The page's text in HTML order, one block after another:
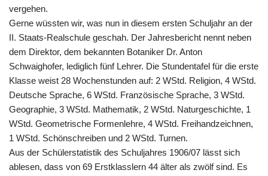
vergehen.
Gerne wüssten wir, was nun in diesem ersten Schuljahr an der
II. Staats-Realschule geschah. Der Jahresbericht nennt neben
dem Direktor, dem bekannten Botaniker Dr. Anton
Schwaighofer, lediglich fünf Lehrer. Die Stundentafel für die erste
Klasse weist 28 Wochenstunden auf: 2 WStd. Religion, 4 WStd.
Deutsche Sprache, 6 WStd. Französische Sprache, 3 WStd.
Geographie, 3 WStd. Mathematik, 2 WStd. Naturgeschichte, 1
WStd. Geometrische Formenlehre, 4 WStd. Freihandzeichnen,
1 WStd. Schönschreiben und 2 WStd. Turnen.
Aus der Schülerstatistik des Schuljahres 1906/07 lässt sich
ablesen, dass von 69 Erstklasslern 44 älter als zwölf sind. Es